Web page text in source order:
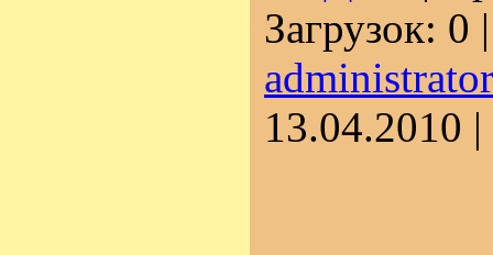
Загрузок: 0
administrator
13.04.2010 |